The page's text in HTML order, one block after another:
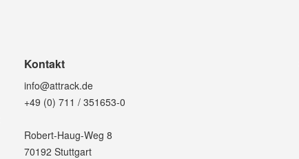
Kontakt
info@attrack.de
+49 (0) 711 / 351653-0
Robert-Haug-Weg 8
70192 Stuttgart